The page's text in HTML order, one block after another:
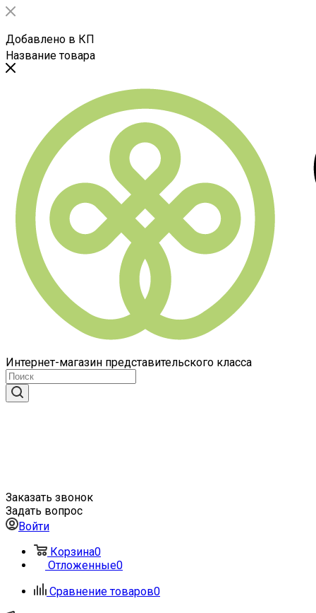
Добавлено в КП
Название товара
Интернет-магазин представительского класса
Заказать звонок
Задать вопрос
Войти
Корзина0
Отложенные0
Сравнение товаров0